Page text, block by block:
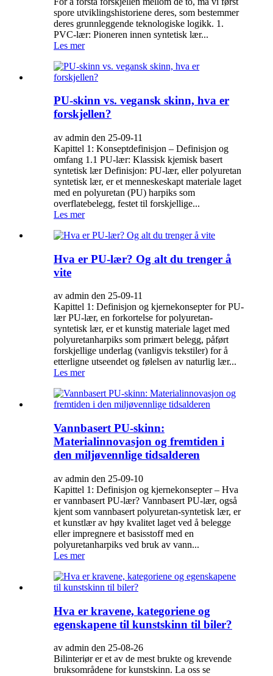
spore utviklingshistoriene deres, som bestemmer
deres grunnleggende teknologiske logikk. 1.
PVC-lær: Pioneren innen syntetisk lær...
Les mer
PU-skinn vs. vegansk skinn, hva er
forskjellen?
av admin den 25-09-11
Kapittel 1: Konseptdefinisjon – Definisjon og
omfang 1.1 PU-lær: Klassisk kjemisk basert
syntetisk lær Definisjon: PU-lær, eller polyuretan
syntetisk lær, er et menneskeskapt materiale laget
med en polyuretan (PU) harpiks som
overflatebelegg, festet til forskjellige...
Les mer
Hva er PU-lær? Og alt du trenger å
vite
av admin den 25-09-11
Kapittel 1: Definisjon og kjernekonsepter for PU-
lær PU-lær, en forkortelse for polyuretan-
syntetisk lær, er et kunstig materiale laget med
polyuretanharpiks som primært belegg, påført
forskjellige underlag (vanligvis tekstiler) for å
etterligne utseendet og følelsen av naturlig lær...
Les mer
Vannbasert PU-skinn:
Materialinnovasjon og fremtiden i
den miljøvennlige tidsalderen
av admin den 25-09-10
Kapittel 1: Definisjon og kjernekonsepter – Hva
er vannbasert PU-lær? Vannbasert PU-lær, også
kjent som vannbasert polyuretan-syntetisk lær, er
et kunstlær av høy kvalitet laget ved å belegge
eller impregnere et basisstoff med en
polyuretanharpiks ved bruk av vann...
Les mer
Hva er kravene, kategoriene og
egenskapene til kunstskinn til biler?
av admin den 25-08-26
Bilinteriør er et av de mest brukte og krevende
bruksområdene for kunstskinn. La oss se